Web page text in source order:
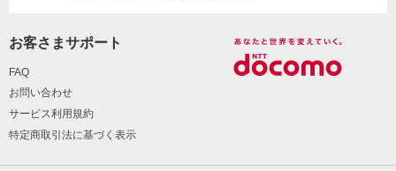
お客さまサポート
FAQ
お問い合わせ
サービス利用規約
特定商取引法に基づく表示